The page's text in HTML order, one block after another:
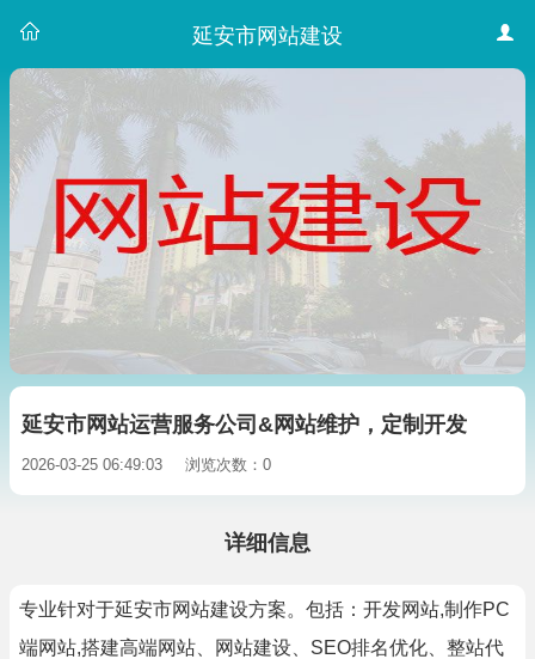
延安市网站建设
延安市网站运营服务公司&网站维护，定制开发
2026-03-25 06:49:03 浏览次数：0
详细信息
专业针对于延安市网站建设方案。包括：开发网站,制作PC
端网站,搭建高端网站、网站建设、SEO排名优化、整站代